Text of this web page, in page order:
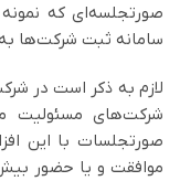
صورتجلسه‌ای که
سامانه ثبت شرکت‌ها
لازم به ذکر است در
شرکت‌های مسئولیت
صورتجلسات با این
موافقت و یا حضور